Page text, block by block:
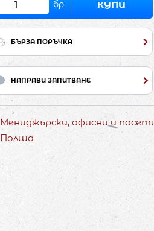
бр. КУПИ
БЪРЗА ПОРЪЧКА
НАПРАВИ ЗАПИТВАНЕ
Мениджърски, офисни и
Полша